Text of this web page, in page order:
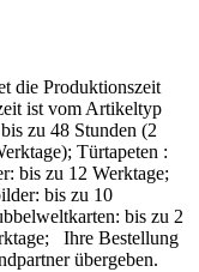
die Produktionszeit
ist vom Artikeltyp
zu 48 Stunden (2
Türtapeten :
bis zu 12 Werktage;
bis zu 10
bis zu 2
Ihre Bestellung
übergeben.